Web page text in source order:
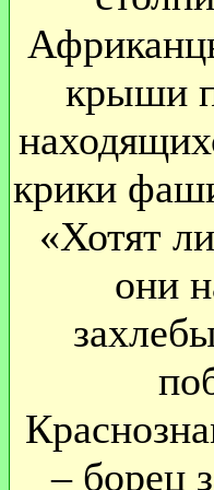
крыши
крики
«Хотят
они
– борец